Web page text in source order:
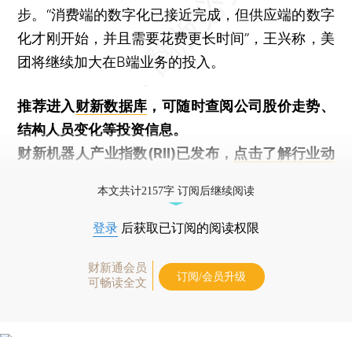
步。“消费端的数字化已接近完成，但供应端的数字
化才刚开始，并且需要花费更长时间”，王兴称，美
团将继续加大在B端业务的投入。
推荐进入财新数据库 ，可随时查阅公司股价走势、
结构人员变化等投资信息。
财新机器人产业指数(RII)已发布， 点击了解行业动
本文共计2157字 订阅后继续阅读
登录 后获取已订阅的阅读权限
财新通会员
可畅读全文
订阅/会员升级